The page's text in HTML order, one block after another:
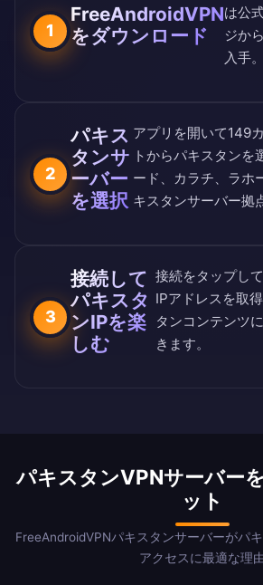
1
FreeAndroidVPN
をダウンロード
は公
ジか
入手
2
パキス
タンサ
ーバー
を選択
アプリを開いて149
トからパキスタンを
ード、カラチ、ラホ
キスタンサーバー拠
3
接続して
パキスタ
ンIPを楽
しむ
接続をタップし
IPアドレスを取
タンコンテンツ
きます。
パキスタンVPNサーバー
ット
FreeAndroidVPNパキスタンサーバーがパ
アクセスに最適な理